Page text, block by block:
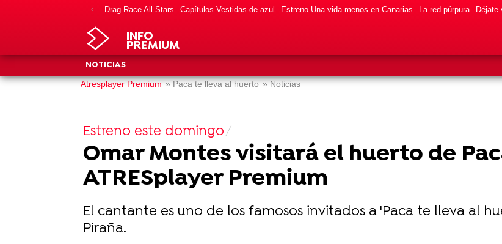
Drag Race All Stars Capítulos Vestidas de azul Estreno Una vida menos en Canarias La red púrpura Déjate
INFO
PREMIUM
NOTICIAS
Atresplayer Premium » Paca te lleva al huerto » Noticias
Estreno este domingo
Omar Montes visitará el huerto de
ATRESplayer Premium
El cantante es uno de los famosos invitados a 'Paca te lleva al
Piraña.